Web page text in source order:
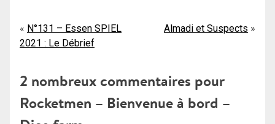
Navigation
de
l’article
N°131 – Essen SPIEL
2021 : Le Débrief
Almadi et Suspects
2 nombreux commentaires pour
Rocketmen – Bienvenue à bord –